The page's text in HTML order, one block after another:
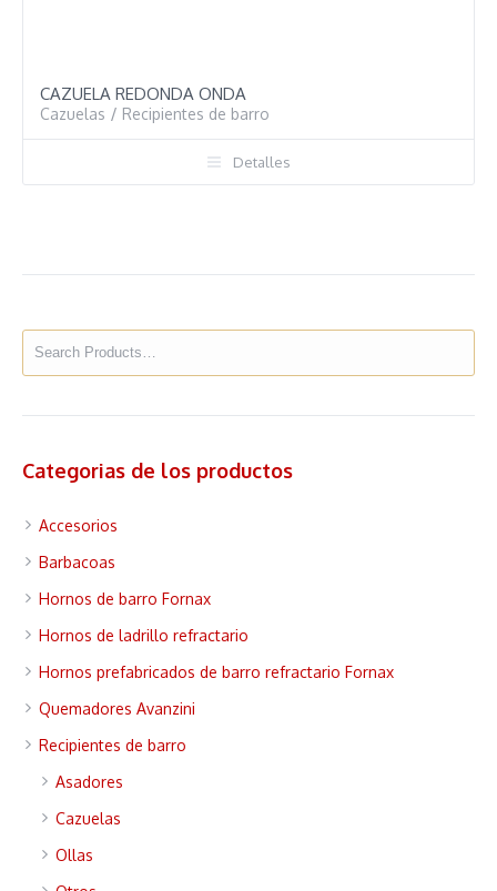
CAZUELA REDONDA ONDA
Cazuelas / Recipientes de barro
Detalles
Categorias de los productos
Accesorios
Barbacoas
Hornos de barro Fornax
Hornos de ladrillo refractario
Hornos prefabricados de barro refractario Fornax
Quemadores Avanzini
Recipientes de barro
Asadores
Cazuelas
Ollas